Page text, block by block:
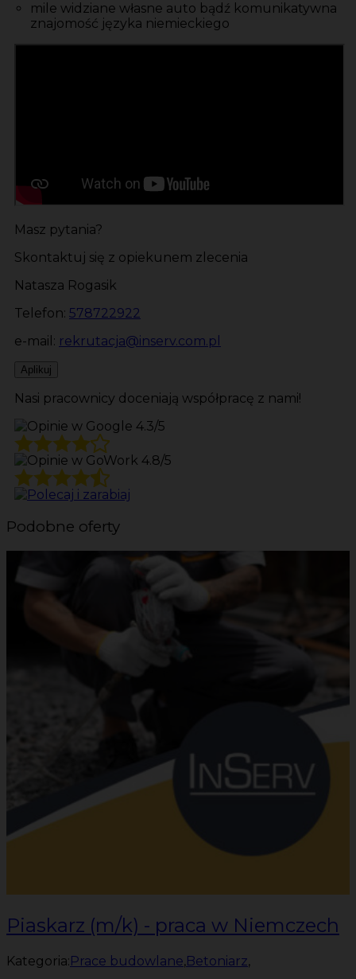
mile widziane własne auto bądź komunikatywna
znajomość języka niemieckiego
Masz pytania?
Skontaktuj się z opiekunem zlecenia
Natasza Rogasik
Telefon: 578722922
e-mail: rekrutacja@inserv.com.pl
Aplikuj
Nasi pracownicy doceniają współpracę z nami!
4.3/5
4.8/5
Podobne oferty
Piaskarz (m/k) - praca w Niemczech
Kategoria:Prace budowlane,Betoniarz,